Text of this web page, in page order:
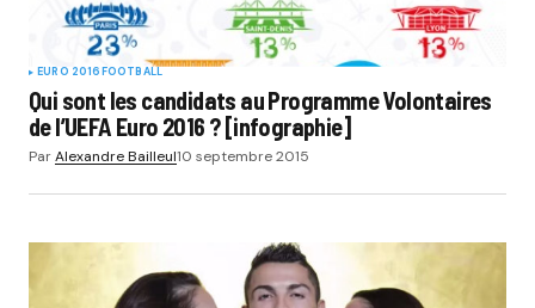
EURO 2016FOOTBALL
Qui sont les candidats au Programme Volontaires
de l’UEFA Euro 2016 ? [infographie]
ParAlexandre Bailleul10 septembre 2015